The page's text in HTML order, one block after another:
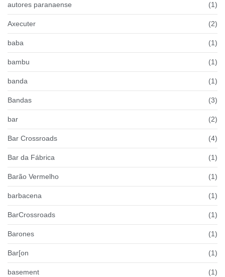
autores paranaense (1)
Axecuter (2)
baba (1)
bambu (1)
banda (1)
Bandas (3)
bar (2)
Bar Crossroads (4)
Bar da Fábrica (1)
Barão Vermelho (1)
barbacena (1)
BarCrossroads (1)
Barones (1)
Bar[on (1)
basement (1)